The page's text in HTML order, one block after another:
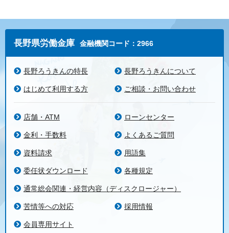
長野県労働金庫 金融機関コード：2966
長野ろうきんの特長 長野ろうきんについて
はじめて利用する方 ご相談・お問い合わせ
店舗・ATM ローンセンター
金利・手数料 よくあるご質問
資料請求 用語集
委任状ダウンロード 各種規定
通常総会関連・経営内容（ディスクロージャー）
苦情等への対応 採用情報
会員専用サイト